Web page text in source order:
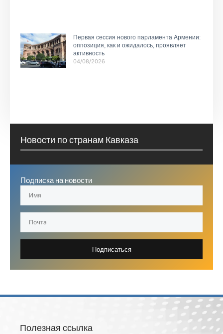
Первая сессия нового парламента Армении:
оппозиция, как и ожидалось, проявляет
активность
04/08/2026
Новости по странам Кавказа
Подписка на новости
Подписаться
Полезная ссылка